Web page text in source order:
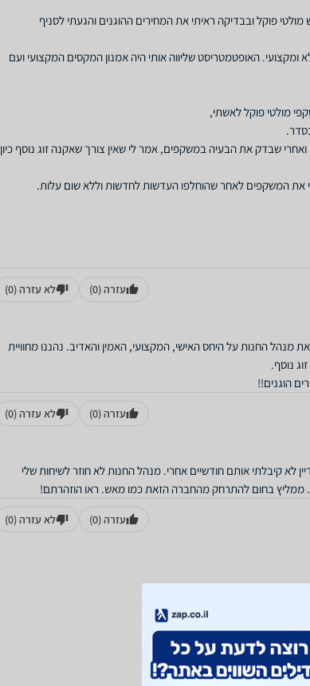
פוקל ובבדיקה ראיתי את המחירים ההוגנים והגעתי לסניף
האופטמטריסט שליווה אותי היה אמנון המקסים המקצועי ועם
שבדק את הבעיה במשקפים, אמר לי שאין צורך שאקנה זוג נוסף כיון
עזרה(0) לא עזרה(0)
מנהל החנות על היחס האישי, המקצועי, האמין והאדיב. נהננו מחוויית
הוגנים!!
עזרה(0) לא עזרה(0)
לא קיבלתי אותם חודשיים אחרי. מנהל החנות לא חוזר לשיחות שלי
ממליץ בחום להתרחק מהחברה הזאת כמו מאש. ראו הוזהרתם!
עזרה(0) לא עזרה(0)